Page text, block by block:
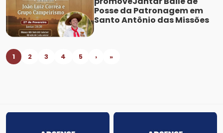
Posse da Patronagem em
Santo Antônio das Missões
1 2 3 4 5 › »